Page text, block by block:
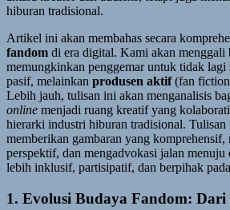
hiburan tradisional.
Artikel ini akan membahas secara
fandom di era digital. Kami akan menggali
memungkinkan penggemar untuk tidak lagi
pasif, melainkan produsen aktif(fan
Lebih jauh, tulisan ini akan menganalisis
online menjadi ruang kreatif yang
hierarki industri hiburan tradisional.
memberikan gambaran yang komprehensif,
perspektif, dan mengadvokasi jalan menuju
lebih inklusif, partisipatif, dan berpihak
1. Evolusi Budaya Fandom: Dari